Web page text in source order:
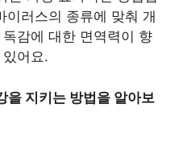
이러스의 종류에 맞춰 개
감에 대한 면역력이 향
어요.
을 지키는 방법을 알아보